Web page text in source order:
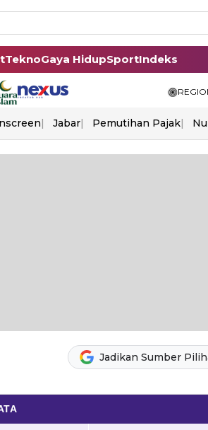
TeknoGaya HidupSportIndeks
Jabar Pemutihan Pajak
Jadikan Sumber